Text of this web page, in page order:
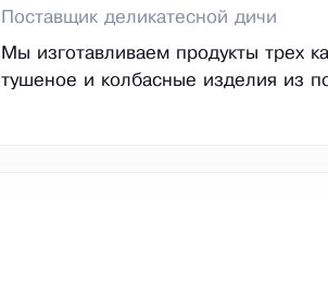
Поставщик деликатесной дичи
Мы изготавливаем продукты трех
тушеное и колбасные изделия из